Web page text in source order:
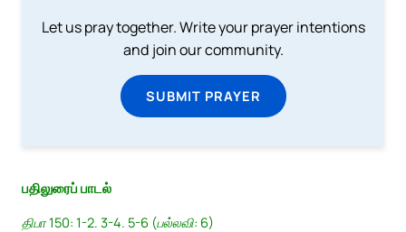
Let us pray together. Write your prayer intentions
and join our community.
SUBMIT PRAYER
பதிலுரைப் பாடல்
திபா 150: 1-2. 3-4. 5-6 (பல்லவி: 6)